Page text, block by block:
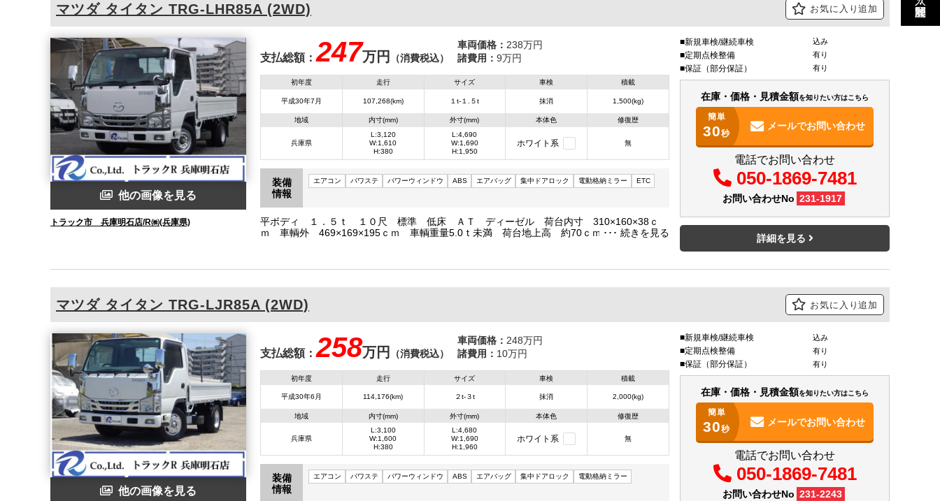
マツダ タイタン TRG-LHR85A (2WD) お気に入り追加
他の画像を見る
トラック市 兵庫明石店/R㈱(兵庫県)
支払総額：247万円 （消費税込）
車両価格： 238万円
諸費用： 9万円
初年度
平成30年7月
走行
107,268(km)
サイズ
１t-１.５t
車検
抹消
積載
1,500(kg)
地域
兵庫県
内寸(mm)
L:3,120
W:1,610
H:380
外寸(mm)
L:4,690
W:1,690
H:1,950
本体色
ホワイト系
修復歴
無
装備
情報
エアコン パワステ パワーウィンドウ ABS エアバッグ 集中ドアロック 電動格納ミラー ETC
平ボディ １．５ｔ １０尺 標準 低床 ＡＴ ディーゼル 荷台内寸 310×160×38ｃ
ｍ 車輌外 469×169×195ｃｍ 車輌重量5.0ｔ未満 荷台地上高 約70ｃｍ 左電動ミラ
新規車検/継続車検 込み
定期点検整備 有り
保証（部分保証） 有り
在庫・価格・見積金額を知りたい方はこちら
簡単
30秒
メールでお問い合わせ
電話でお問い合わせ
050-1869-7481
お問い合わせNo 231-1917
詳細を見る
マツダ タイタン TRG-LJR85A (2WD) お気に入り追加
他の画像を見る
支払総額：258万円 （消費税込）
車両価格： 248万円
諸費用： 10万円
初年度
平成30年6月
走行
114,176(km)
サイズ
２t-３t
車検
抹消
積載
2,000(kg)
地域
兵庫県
内寸(mm)
L:3,100
W:1,600
H:380
外寸(mm)
L:4,680
W:1,690
H:1,960
本体色
ホワイト系
修復歴
無
装備
情報
エアコン パワステ パワーウィンドウ ABS エアバッグ 集中ドアロック 電動格納ミラー
新規車検/継続車検 込み
定期点検整備 有り
保証（部分保証） 有り
在庫・価格・見積金額を知りたい方はこちら
簡単
30秒
メールでお問い合わせ
電話でお問い合わせ
050-1869-7481
お問い合わせNo 231-2243